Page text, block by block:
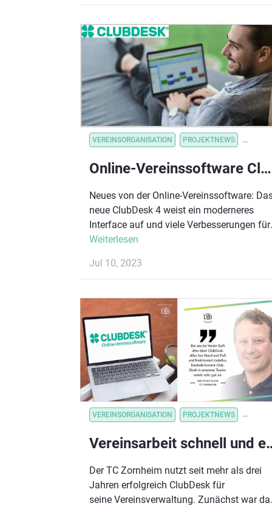
Tennis angesagt wie schon lange nicht
mehr.
VEREINSORGANISATION PROJEKTNEWS
Online-Vereinssoftware ClubDesk mit neuem Look und Handy-Vereinskalender
Neues von der Online-Vereinssoftware:
neue ClubDesk 4 weist ein moderneres
Interface auf und viele Verbesserungen für
mobilfähiges Arbeiten. Damit kannst du
Tablet und Smartphone erledigen. Zudem
für alle Mitglieder, Trainer:innen oder
Vorständen. Sichere dir die DTB-Vorteile für
Tennisvereine.
Weiterlesen
Jul 10, 2023
VEREINSORGANISATION PROJEKTNEWS
Vereinsarbeit schnell
Der TC Zornheim nutzt seit mehr als drei
Jahren erfolgreich ClubDesk für
seine Vereinsverwaltung. Zunächst war